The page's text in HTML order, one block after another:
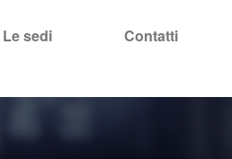
Le sedi Contatti